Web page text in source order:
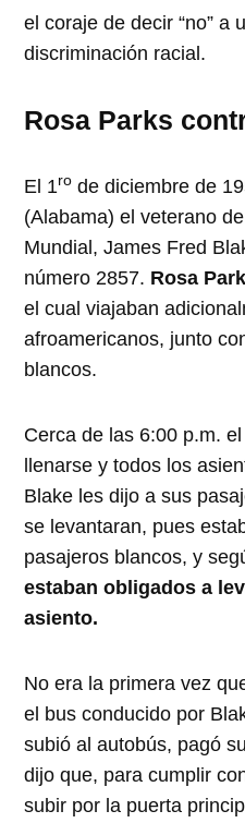
el coraje de decir no a
discriminación racial.
Rosa Parks
El 1ro de diciembre de
(Alabama) el veterano
Mundial, James Fred
número 2857. Rosa
el cual viajaban
afroamericanos, junto
blancos.
Cerca de las 6:00 p.m.
llenarse y todos los
Blake les dijo a sus
se levantaran, pues
pasajeros blancos, y
estaban obligados a
asiento.
No era la primera vez
el bus conducido por
subió al autobús, pagó
dijo que, para cumplir
subir por la puerta